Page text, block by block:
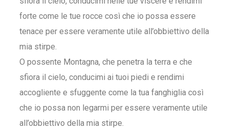
forte come le tue rocce così che io possa essere
tenace per essere veramente utile all’obbiettivo della
mia stirpe.
O possente Montagna, che penetra la terra e che
sfiora il cielo, conducimi ai tuoi piedi e rendimi
accogliente e sfuggente come la tua fanghiglia così
che io possa non legarmi per essere veramente utile
all’obbiettivo della mia stirpe.